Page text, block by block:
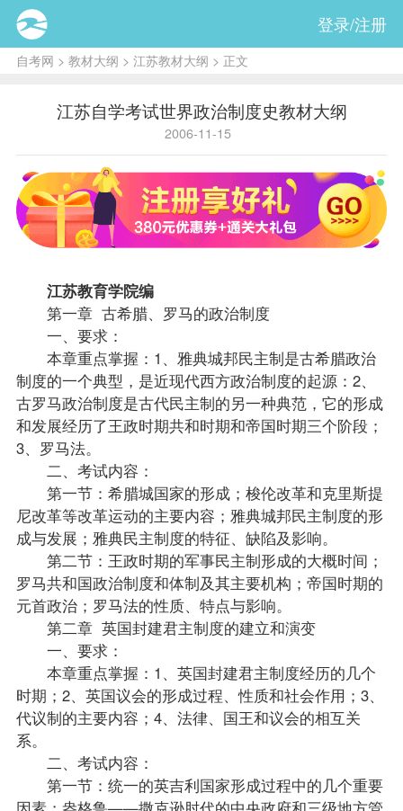
登录/注册
自考网 > 教材大纲 > 江苏教材大纲 > 正文
江苏自学考试世界政治制度史教材大纲
2006-11-15
江苏教育学院编
第一章 古希腊、罗马的政治制度
一、要求：
本章重点掌握：1、雅典城邦民主制是古希腊政治
制度的一个典型，是近现代西方政治制度的起源：2、
古罗马政治制度是古代民主制的另一种典范，它的形成
和发展经历了王政时期共和时期和帝国时期三个阶段；
3、罗马法。
二、考试内容：
第一节：希腊城国家的形成；梭伦改革和克里斯提
尼改革等改革运动的主要内容；雅典城邦民主制度的形
成与发展；雅典民主制度的特征、缺陷及影响。
第二节：王政时期的军事民主制形成的大概时间；
罗马共和国政治制度和体制及其主要机构；帝国时期的
元首政治；罗马法的性质、特点与影响。
第二章 英国封建君主制度的建立和演变
一、要求：
本章重点掌握：1、英国封建君主制度经历的几个
时期；2、英国议会的形成过程、性质和社会作用；3、
代议制的主要内容；4、法律、国王和议会的相互关
系。
二、考试内容：
第一节：统一的英吉利国家形成过程中的几个重要